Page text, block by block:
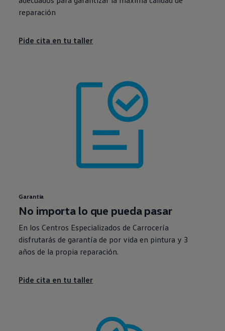
reparación
Pide cita en tu taller
Garantía
No importa lo que pueda pasar
En los Centros Especializados de Carrocería
disfrutarás de garantía de por vida en pintura y 3
años de la propia reparación.
Pide cita en tu taller